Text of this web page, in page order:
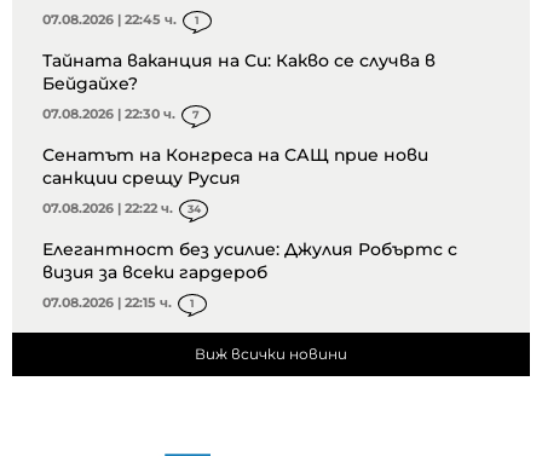
07.08.2026 | 22:45 ч. 1
Тайната ваканция на Си: Какво се случва в
Бейдайхе?
07.08.2026 | 22:30 ч. 7
Сенатът на Конгреса на САЩ прие нови
санкции срещу Русия
07.08.2026 | 22:22 ч. 34
Елегантност без усилие: Джулия Робъртс с
визия за всеки гардероб
07.08.2026 | 22:15 ч. 1
Виж всички новини